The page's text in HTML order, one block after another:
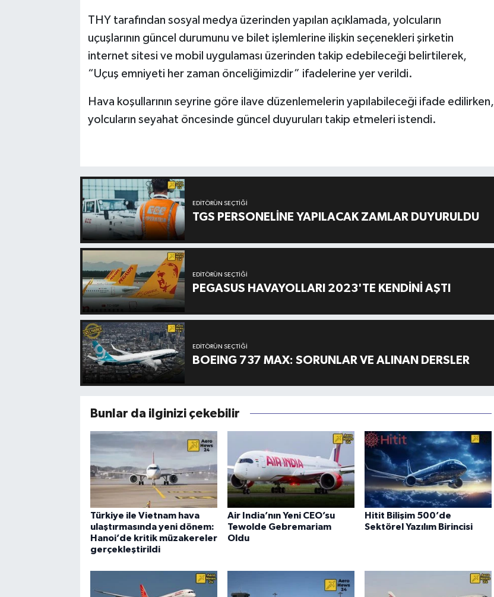
THY tarafından sosyal medya üzerinden yapılan açıklamada, yolcuların
uçuşlarının güncel durumunu ve bilet işlemlerine ilişkin seçenekleri şirketin
internet sitesi ve mobil uygulaması üzerinden takip edebileceği belirtilerek,
“Uçuş emniyeti her zaman önceliğimizdir” ifadelerine yer verildi.
Hava koşullarının seyrine göre ilave düzenlemelerin yapılabileceği ifade edilirken,
yolcuların seyahat öncesinde güncel duyuruları takip etmeleri istendi.
EDITÖRÜN SEÇTIĞI
TGS PERSONELİNE YAPILACAK ZAMLAR DUYURULDU
EDITÖRÜN SEÇTIĞI
PEGASUS HAVAYOLLARI 2023'TE KENDİNİ AŞTI
EDITÖRÜN SEÇTIĞI
BOEING 737 MAX: SORUNLAR VE ALINAN DERSLER
Bunlar da ilginizi çekebilir
Türkiye ile Vietnam hava
ulaştırmasında yeni dönem:
Hanoi’de kritik müzakereler
gerçekleştirildi
Air India’nın Yeni CEO’su
Tewolde Gebremariam
Oldu
Hitit Bilişim 500’de
Sektörel Yazılım Birincisi